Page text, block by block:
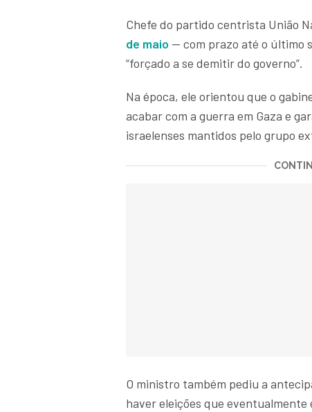
Chefe do partido centrista União
de maio — com prazo até o último
“forçado a se demitir do governo”.
Na época, ele orientou que o
acabar com a guerra em Gaza e
israelenses mantidos pelo grupo
O ministro também pediu a
haver eleições que